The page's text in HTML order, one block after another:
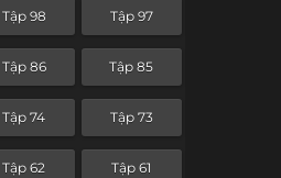
Tập 98 Tập 97
Tập 86 Tập 85
Tập 74 Tập 73
Tập 62 Tập 61